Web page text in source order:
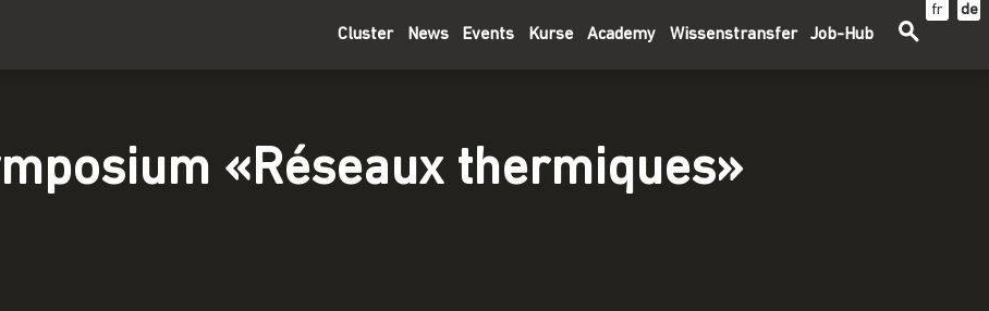
Cluster News Events Kurse Academy Wissenstransfer Job-Hub
fr de
«Réseaux thermiques»